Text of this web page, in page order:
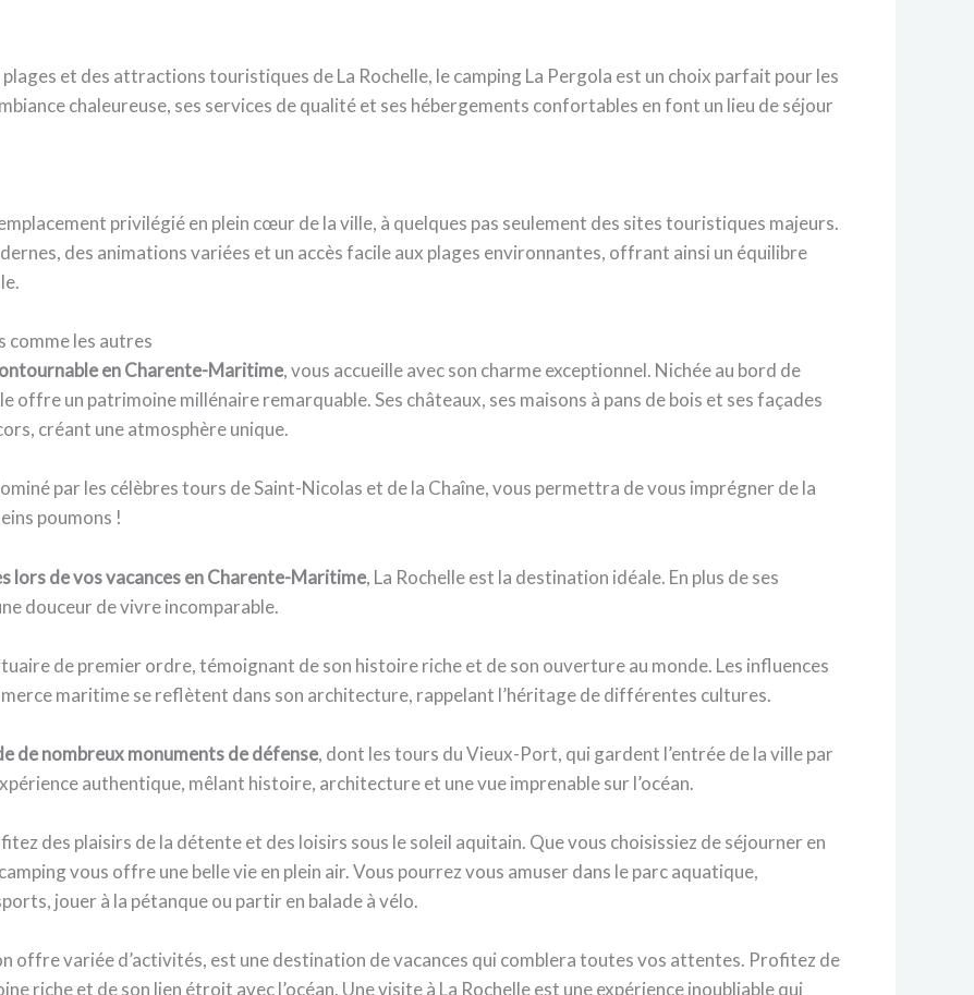
et des attractions touristiques de La Rochelle, le camping La Pergola est un choix parfait pour les
chaleureuse, ses services de qualité et ses hébergements confortables en font un lieu de séjour
privilégié en plein cœur de la ville, à quelques pas seulement des sites touristiques majeurs.
des animations variées et un accès facile aux plages environnantes, offrant ainsi un équilibre
comme les autres
en Charente-Maritime, vous accueille avec son charme exceptionnel. Nichée au bord de
offre un patrimoine millénaire remarquable. Ses châteaux, ses maisons à pans de bois et ses façades
créant une atmosphère unique.
par les célèbres tours de Saint-Nicolas et de la Chaîne, vous permettra de vous imprégner de la
poumons !
lors de vos vacances en Charente-Maritime, La Rochelle est la destination idéale. En plus de ses
douceur de vivre incomparable.
de premier ordre, témoignant de son histoire riche et de son ouverture au monde. Les influences
maritime se reflètent dans son architecture, rappelant l’héritage de différentes cultures.
de nombreux monuments de défense, dont les tours du Vieux-Port, qui gardent l’entrée de la ville par
authentique, mêlant histoire, architecture et une vue imprenable sur l’océan.
des plaisirs de la détente et des loisirs sous le soleil aquitain. Que vous choisissiez de séjourner en
vous offre une belle vie en plein air. Vous pourrez vous amuser dans le parc aquatique,
jouer à la pétanque ou partir en balade à vélo.
offre variée d’activités, est une destination de vacances qui comblera toutes vos attentes. Profitez de
riche et de son lien étroit avec l’océan. Une visite à La Rochelle est une expérience inoubliable qui